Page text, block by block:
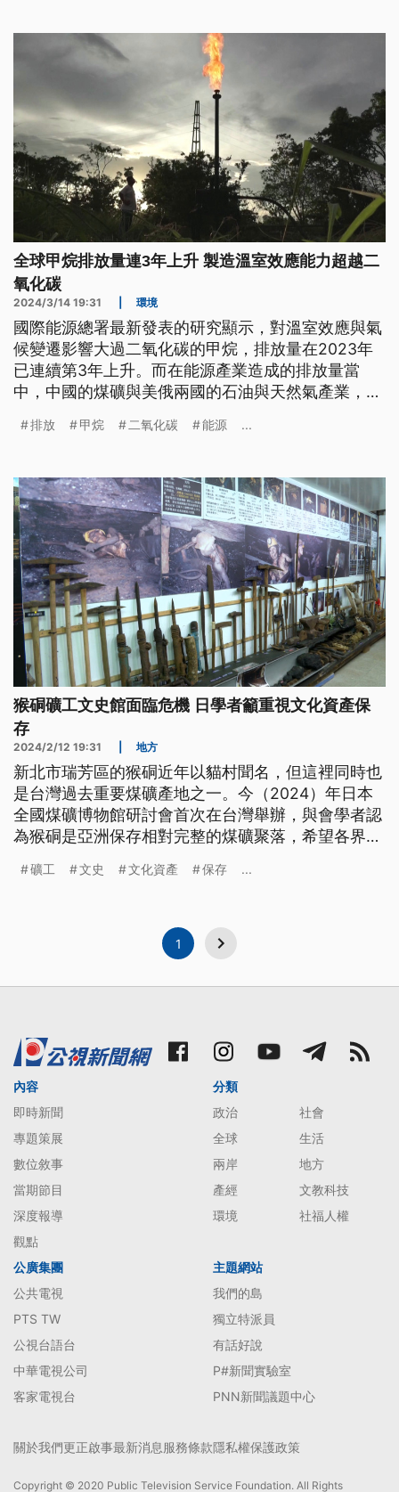
全球甲烷排放量連3年上升 製造溫室效應能力超越二
氧化碳
2024/3/14 19:31 環境
國際能源總署最新發表的研究顯示，對溫室效應與氣
候變遷影響大過二氧化碳的甲烷，排放量在2023年
已連續第3年上升。而在能源產業造成的排放量當
中，中國的煤礦與美俄兩國的石油與天然氣產業，是
過程中的漏氣與其他來源，是遏止甲烷排放的必要手
排放 甲烷 二氧化碳 能源 ...
猴硐礦工文史館面臨危機 日學者籲重視文化資產保
存
2024/2/12 19:31 地方
新北市瑞芳區的猴硐近年以貓村聞名，但這裡同時也
是台灣過去重要煤礦產地之一。今（2024）年日本
全國煤礦博物館研討會首次在台灣舉辦，與會學者認
為猴硐是亞洲保存相對完整的煤礦聚落，希望各界重
礦工 文史 文化資產 保存 ...
1
內容
即時新聞
專題策展
數位敘事
當期節目
深度報導
觀點
分類
政治
社會
全球
生活
兩岸
地方
產經
文教科技
環境
社福人權
公廣集團
公共電視
PTS TW
公視台語台
中華電視公司
客家電視台
主題網站
我們的島
獨立特派員
有話好說
P#新聞實驗室
PNN新聞議題中心
關於我們更正啟事最新消息服務條款隱私權保護政策
Copyright © 2020 Public Television Service Foundation. All Rights